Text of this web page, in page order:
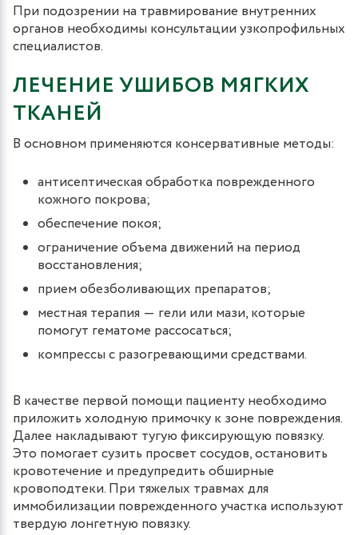
При подозрении на травмирование внутренних
органов необходимы консультации узкопрофильных
специалистов.
ЛЕЧЕНИЕ УШИБОВ МЯГКИХ
ТКАНЕЙ
В основном применяются консервативные методы:
антисептическая обработка поврежденного
кожного покрова;
обеспечение покоя;
ограничение объема движений на период
восстановления;
прием обезболивающих препаратов;
местная терапия ― гели или мази, которые
помогут гематоме рассосаться;
компрессы с разогревающими средствами.
В качестве первой помощи пациенту необходимо
приложить холодную примочку к зоне повреждения.
Далее накладывают тугую фиксирующую повязку.
Это помогает сузить просвет сосудов, остановить
кровотечение и предупредить обширные
кровоподтеки. При тяжелых травмах для
иммобилизации поврежденного участка используют
твердую лонгетную повязку.